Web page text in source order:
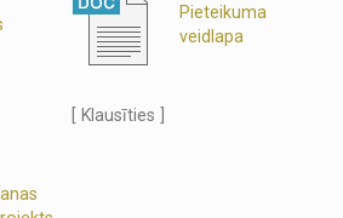
Pieteikuma
veidlapa
[ Klausīties ]